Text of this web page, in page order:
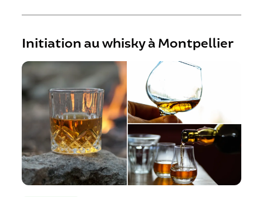
Initiation au whisky à Montpellier